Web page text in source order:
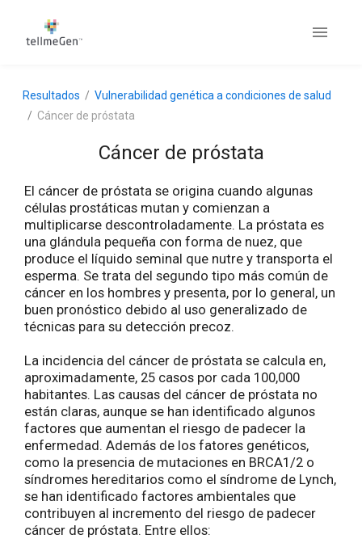
Resultados
Vulnerabilidad genética a condiciones de salud
Cáncer de próstata
Cáncer de próstata
El cáncer de próstata se origina cuando algunas
células prostáticas mutan y comienzan a
multiplicarse descontroladamente. La próstata es
una glándula pequeña con forma de nuez, que
produce el líquido seminal que nutre y transporta el
esperma. Se trata del segundo tipo más común de
cáncer en los hombres y presenta, por lo general, un
buen pronóstico debido al uso generalizado de
técnicas para su detección precoz.
La incidencia del cáncer de próstata se calcula en,
aproximadamente, 25 casos por cada 100,000
habitantes. Las causas del cáncer de próstata no
están claras, aunque se han identificado algunos
factores que aumentan el riesgo de padecer la
enfermedad. Además de los fatores genéticos,
como la presencia de mutaciones en BRCA1/2 o
síndromes hereditarios como el síndrome de Lynch,
se han identificado factores ambientales que
contribuyen al incremento del riesgo de padecer
cáncer de próstata. Entre ellos: